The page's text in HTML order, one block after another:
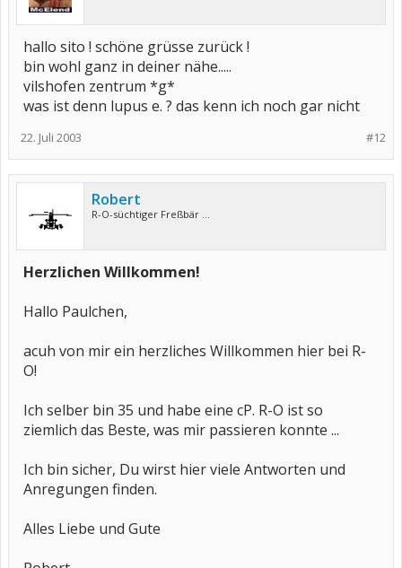
hallo sito ! schöne grüsse zurück !
bin wohl ganz in deiner nähe.....
vilshofen zentrum *g*
was ist denn lupus e. ? das kenn ich noch gar nicht
#12
22. Juli 2003
Robert
R-O-süchtiger Freßbär ...
Herzlichen Willkommen!
Hallo Paulchen,
acuh von mir ein herzliches Willkommen hier bei R-
O!
Ich selber bin 35 und habe eine cP. R-O ist so
ziemlich das Beste, was mir passieren konnte ...
Ich bin sicher, Du wirst hier viele Antworten und
Anregungen finden.
Alles Liebe und Gute